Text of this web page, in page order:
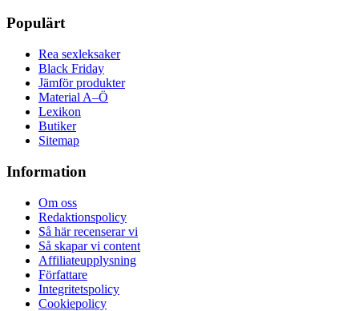
Populärt
Rea sexleksaker
Black Friday
Jämför produkter
Material A–Ö
Lexikon
Butiker
Sitemap
Information
Om oss
Redaktionspolicy
Så här recenserar vi
Så skapar vi content
Affiliateupplysning
Författare
Integritetspolicy
Cookiepolicy